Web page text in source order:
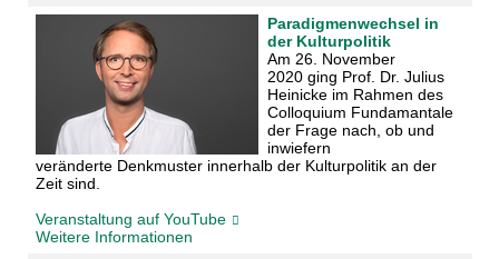
Paradigmenwechsel in
der Kulturpolitik
Am 26. November
2020 ging Prof. Dr. Julius
Heinicke im Rahmen des
Colloquium Fundamantale
der Frage nach, ob und
inwiefern
veränderte Denkmuster innerhalb der Kulturpolitik an der
Zeit sind.
Veranstaltung auf YouTube
Weitere Informationen